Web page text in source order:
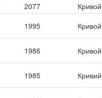
2077
1995
1986
1985 Кривий